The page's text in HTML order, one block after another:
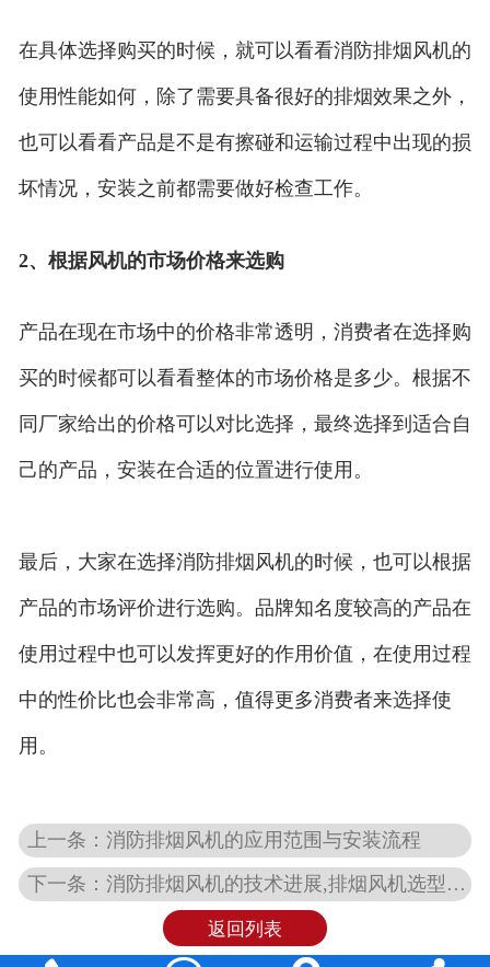
在具体选择购买的时候，就可以看看消防排烟风机的
使用性能如何，除了需要具备很好的排烟效果之外，
也可以看看产品是不是有擦碰和运输过程中出现的损
坏情况，安装之前都需要做好检查工作。
2、根据风机的市场价格来选购
产品在现在市场中的价格非常透明，消费者在选择购
买的时候都可以看看整体的市场价格是多少。根据不
同厂家给出的价格可以对比选择，最终选择到适合自
己的产品，安装在合适的位置进行使用。
最后，大家在选择消防排烟风机的时候，也可以根据
产品的市场评价进行选购。品牌知名度较高的产品在
使用过程中也可以发挥更好的作用价值，在使用过程
中的性价比也会非常高，值得更多消费者来选择使
用。
上一条：消防排烟风机的应用范围与安装流程
下一条：消防排烟风机的技术进展,排烟风机选型方法及性能特点是什么？
返回列表